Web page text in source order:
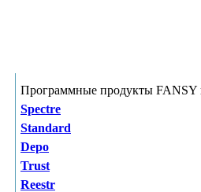
Программные продукты FANSY
Spectre
Standard
Depo
Trust
Reestr